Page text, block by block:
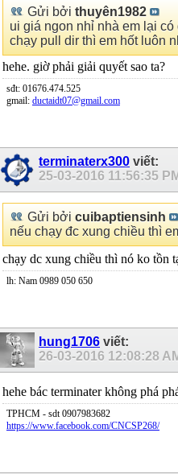
Gửi bởi thuyên1982
ui giá ngon nhỉ nhà em lại
chạy pull dir thì em hốt luôn
hehe. giờ phải giải quyết sao ta?
sđt: 01676.474.525
gmail: ductaidt07@gmail.com
terminaterx300 viết:
25-03-2016 11:56:35 PM
Gửi bởi cuibaptiensinh
nếu chạy đc xung chiều thì
chạy dc xung chiều thì nó ko tồn
lh: Nam 0989 050 650
hung1706 viết:
26-03-2016 12:08:28
hehe bác terminater không phá
TPHCM - sdt 0907983682
https://www.facebook.com/CNCSP268/